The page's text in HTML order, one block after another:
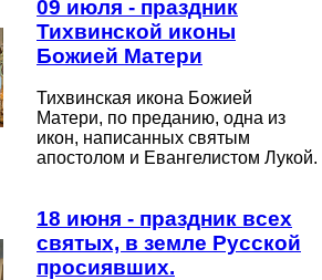
09 июля - праздник
Тихвинской иконы
Божией Матери
Тихвинская икона Божией
Матери, по преданию, одна из
икон, написанных святым
апостолом и Евангелистом Лукой.
18 июня - праздник всех
святых, в земле Русской
просиявших.